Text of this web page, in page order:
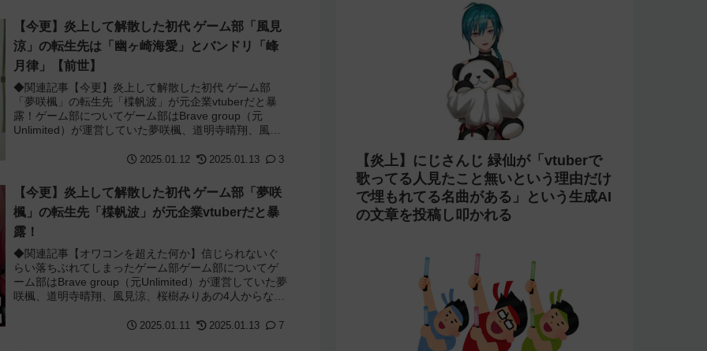
【今更】炎上して解散した初代 ゲーム部「風見
涼」の転生先は「幽ヶ崎海愛」とバンドリ「峰
月律」【前世】
◆関連記事【今更】炎上して解散した初代 ゲーム部
「夢咲楓」の転生先「楪帆波」が元企業vtuberだと暴
露！ゲーム部についてゲーム部はBrave group（元
Unlimited）が運営していた夢咲楓、道明寺晴翔、風見
2025.01.12 2025.01.13 3
【今更】炎上して解散した初代 ゲーム部「夢咲
楓」の転生先「楪帆波」が元企業vtuberだと暴
露！
◆関連記事【オワコンを超えた何か】信じられないぐ
らい落ちぶれてしまったゲーム部ゲーム部についてゲ
ーム部はBrave group（元Unlimited）が運営していた夢
咲楓、道明寺晴翔、風見涼、桜樹みりあの4人からなる
2025.01.11 2025.01.13 7
【炎上】にじさんじ 緑仙が「vtuberで
歌ってる人見たこと無いという理由だけ
で埋もれてる名曲がある」という生成AI
の文章を投稿し叩かれる